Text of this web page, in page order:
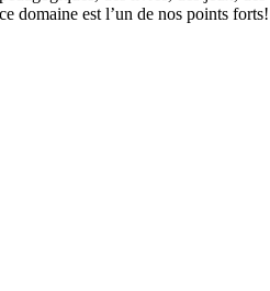
ce domaine est l’un de nos points forts!